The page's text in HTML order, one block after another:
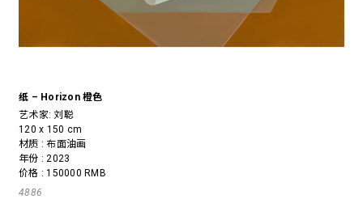
纸 – Horizon 橙色
艺术家:刘聪
120 x 150 cm
材质 : 布面油画
年份 : 2023
价格 : 150000 RMB
4886